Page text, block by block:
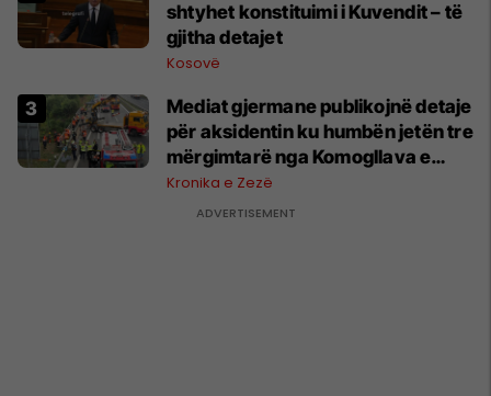
shtyhet konstituimi i Kuvendit – të
gjitha detajet
Kosovë
Mediat gjermane publikojnë detaje
për aksidentin ku humbën jetën tre
mërgimtarë nga Komogllava e
Ferizajt
Kronika e Zezë